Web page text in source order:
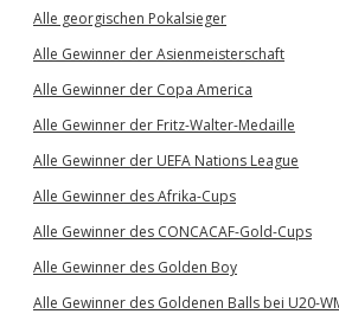
Alle georgischen Pokalsieger
Alle Gewinner der Asienmeisterschaft
Alle Gewinner der Copa America
Alle Gewinner der Fritz-Walter-Medaille
Alle Gewinner der UEFA Nations League
Alle Gewinner des Afrika-Cups
Alle Gewinner des CONCACAF-Gold-Cups
Alle Gewinner des Golden Boy
Alle Gewinner des Goldenen Balls bei U20-